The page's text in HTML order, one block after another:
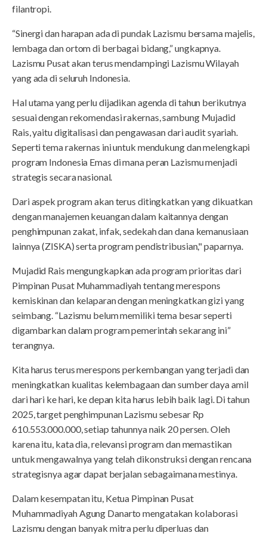
filantropi.
“Sinergi dan harapan ada di pundak Lazismu bersama majelis,
lembaga dan ortom di berbagai bidang,” ungkapnya.
Lazismu Pusat akan terus mendampingi Lazismu Wilayah
yang ada di seluruh Indonesia.
Hal utama yang perlu dijadikan agenda di tahun berikutnya
sesuai dengan rekomendasi rakernas, sambung Mujadid
Rais, yaitu digitalisasi dan pengawasan dari audit syariah.
Seperti tema rakernas ini untuk mendukung dan melengkapi
program Indonesia Emas di mana peran Lazismu menjadi
strategis secara nasional.
Dari aspek program akan terus ditingkatkan yang dikuatkan
dengan manajemen keuangan dalam kaitannya dengan
penghimpunan zakat, infak, sedekah dan dana kemanusiaan
lainnya (ZISKA) serta program pendistribusian," paparnya.
Mujadid Rais mengungkapkan ada program prioritas dari
Pimpinan Pusat Muhammadiyah tentang merespons
kemiskinan dan kelaparan dengan meningkatkan gizi yang
seimbang. “Lazismu belum memiliki tema besar seperti
digambarkan dalam program pemerintah sekarang ini”
terangnya.
Kita harus terus merespons perkembangan yang terjadi dan
meningkatkan kualitas kelembagaan dan sumber daya amil
dari hari ke hari, ke depan kita harus lebih baik lagi. Di tahun
2025, target penghimpunan Lazismu sebesar Rp
610.553.000.000, setiap tahunnya naik 20 persen. Oleh
karena itu, kata dia, relevansi program dan memastikan
untuk mengawalnya yang telah dikonstruksi dengan rencana
strategisnya agar dapat berjalan sebagaimana mestinya.
Dalam kesempatan itu, Ketua Pimpinan Pusat
Muhammadiyah Agung Danarto mengatakan kolaborasi
Lazismu dengan banyak mitra perlu diperluas dan